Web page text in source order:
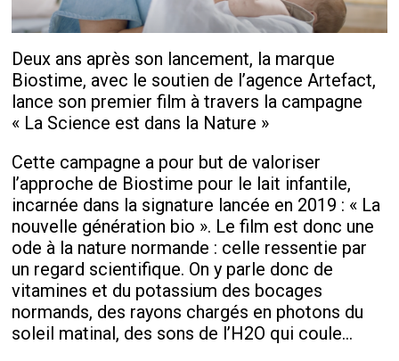
Deux ans après son lancement, la marque
Biostime, avec le soutien de l’agence Artefact,
lance son premier film à travers la campagne
« La Science est dans la Nature »
Cette campagne a pour but de valoriser
l’approche de Biostime pour le lait infantile,
incarnée dans la signature lancée en 2019 : « La
nouvelle génération bio ». Le film est donc une
ode à la nature normande : celle ressentie par
un regard scientifique. On y parle donc de
vitamines et du potassium des bocages
normands, des rayons chargés en photons du
soleil matinal, des sons de l’H2O qui coule…